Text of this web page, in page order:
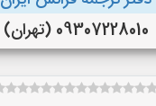
09307228010 (تهران)